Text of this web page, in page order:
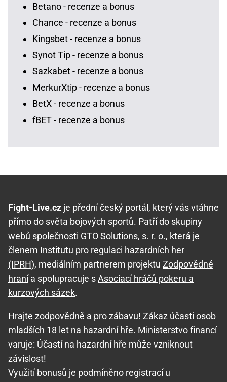
Betano - recenze a bonus
Chance - recenze a bonus
Kingsbet - recenze a bonus
Synot Tip - recenze a bonus
Sazkabet - recenze a bonus
MerkurXtip - recenze a bonus
BetX - recenze a bonus
fBET - recenze a bonus
Fight-Live.cz je přední český portál, který vás vtáhne
přímo do světa bojových sportů. Patří do skupiny
webů společnosti GTO Solutions, s. r. o., která je
členem Institutu pro regulaci hazardních her
(IPRH), mediálním partnerem projektu Zodpovědné
hranía spolupracuje sAsociací hráčů pokeru a
kurzových sázek.
Hrajte zodpovědně a pro zábavu! Zákaz účasti osob
mladších 18 let na hazardní hře. Ministerstvo financí
varuje: Účastí na hazardní hře může vzniknout
závislost!
Využití bonusů je podmíněno registrací u